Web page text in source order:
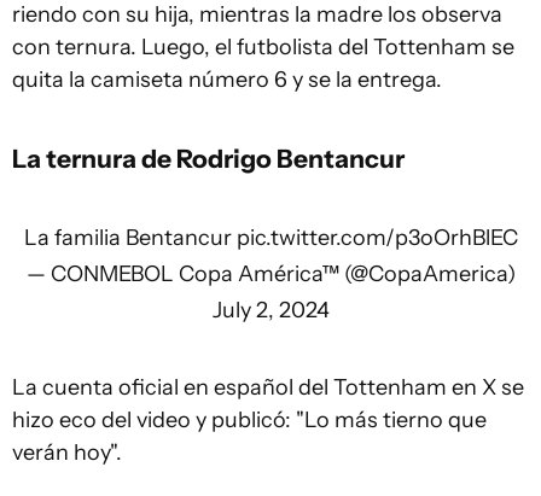
riendo con su hija, mientras la madre los observa
con ternura. Luego, el futbolista del Tottenham se
quita la camiseta número 6 y se la entrega.
La ternura de Rodrigo Bentancur
La familia Bentancur pic.twitter.com/p3oOrhBlEC
— CONMEBOL Copa América™ (@CopaAmerica)
July 2, 2024
La cuenta oficial en español del Tottenham en X se
hizo eco del video y publicó: "Lo más tierno que
verán hoy".